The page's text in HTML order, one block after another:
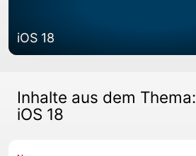
iOS 18
Inhalte aus dem Thema:
iOS 18